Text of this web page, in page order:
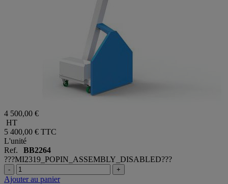
4 500,00 €
HT
5 400,00 € TTC
L'unité
Ref. BB2264
???MI2319_POPIN_ASSEMBLY_DISABLED???
- +
Ajouter au panier